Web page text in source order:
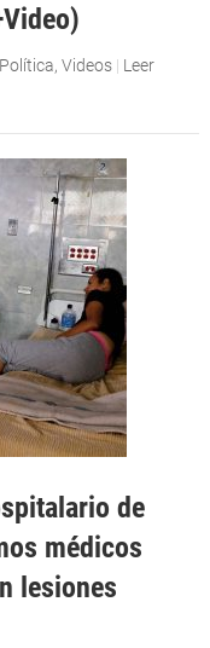
Política, Videos | Leer
de
médicos
lesiones